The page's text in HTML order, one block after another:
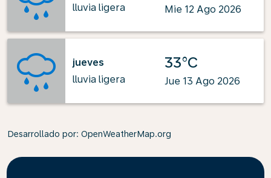
lluvia ligera
Mie 12 Ago 2026
jueves
lluvia ligera
33°C
Jue 13 Ago 2026
Desarrollado por: OpenWeatherMap.org